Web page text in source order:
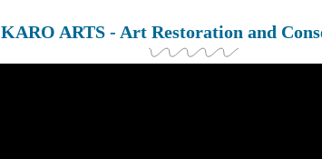
KARO ARTS - Art Restoration and